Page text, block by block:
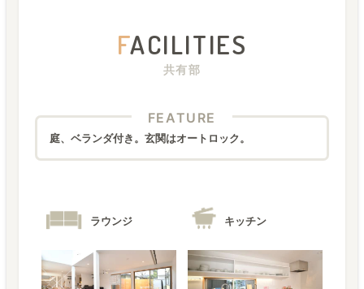
FACILITIES
共有部
FEATURE
庭、ベランダ付き。玄関はオートロック。
ラウンジ キッチン